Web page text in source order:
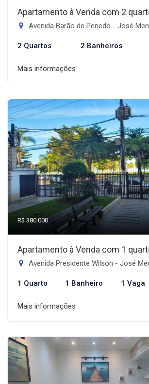
Apartamento à Venda com 2
Avenida Barão de Penedo - José
2 Quartos 2 Banheiros
Mais informações
R$ 380.000
Apartamento à Venda com 1
Avenida Presidente Wilson - José
1 Quarto 1 Banheiro 1 Vaga
Mais informações